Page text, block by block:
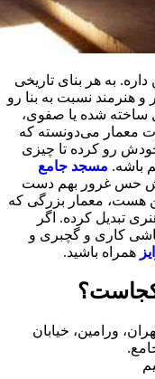
به هر بنای تاریخی
و هنرمند نسبت به بنا رو
ساخته شده یا صفوی،
معمار می‌دونسته که
رو کرده تا چیزی
باشه. مسجد جامع
حس غرور بهم دست
هست، معمار بزرگی که
تبدیل کرده. اگر
کاری و گچبری و
همراه باشید.
ورامین، خیابان